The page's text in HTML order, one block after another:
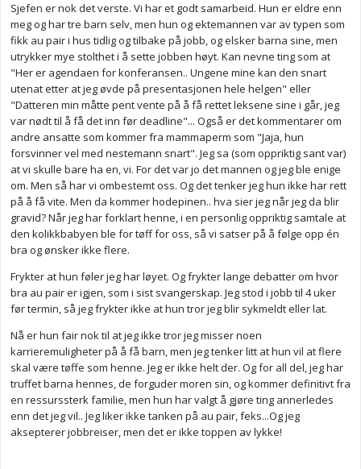
Sjefen er nok det verste. Vi har et godt samarbeid. Hun er eldre enn
meg og har tre barn selv, men hun og ektemannen var av typen som
fikk au pair i hus tidlig og tilbake på jobb, og elsker barna sine, men
utrykker mye stolthet i å sette jobben høyt. Kan nevne ting som at
"Her er agendaen for konferansen.. Ungene mine kan den snart
utenat etter at jeg øvde på presentasjonen hele helgen" eller
"Datteren min måtte pent vente på å få rettet leksene sine i går, jeg
var nødt til å få det inn før deadline"... Også er det kommentarer om
andre ansatte som kommer fra mammaperm som "Jaja, hun
forsvinner vel med nestemann snart". Jeg sa (som oppriktig sant var)
at vi skulle bare ha en, vi. For det var jo det mannen og jeg ble enige
om. Men så har vi ombestemt oss. Og det tenker jeg hun ikke har rett
på å få vite. Men da kommer hodepinen.. hva sier jeg når jeg da blir
gravid? Når jeg har forklart henne, i en personlig oppriktig samtale at
den kolikkbabyen ble for tøff for oss, så vi satser på å følge opp én
bra og ønsker ikke flere.
Frykter at hun føler jeg har løyet. Og frykter lange debatter om hvor
bra au pair er igjen, som i sist svangerskap. Jeg stod i jobb til 4 uker
før termin, så jeg frykter ikke at hun tror jeg blir sykmeldt eller lat.
Nå er hun fair nok til at jeg ikke tror jeg misser noen
karrieremuligheter på å få barn, men jeg tenker litt at hun vil at flere
skal være tøffe som henne. Jeg er ikke helt der. Og for all del, jeg har
truffet barna hennes, de forguder moren sin, og kommer definitivt fra
en ressurssterk familie, men hun har valgt å gjøre ting annerledes
enn det jeg vil.. Jeg liker ikke tanken på au pair, feks...Og jeg
aksepterer jobbreiser, men det er ikke toppen av lykke!